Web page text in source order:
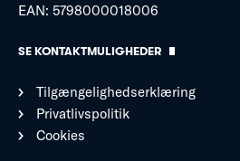
EAN: 5798000018006
SE KONTAKTMULIGHEDER
Tilgængelighedserklæring
Privatlivspolitik
Cookies